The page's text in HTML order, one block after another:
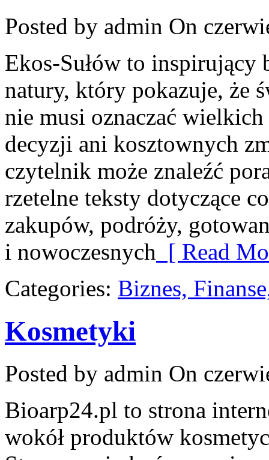
Posted by admin On
Ekos-Sułów to
natury, który pokazuje, że
nie musi oznaczać
decyzji ani kosztownych
czytelnik może znaleźć
rzetelne teksty dotyczące
zakupów, podróży,
i nowoczesnych [ Read
Categories: Biznes,
Kosmetyki
Posted by admin On
Bioarp24.pl to strona
wokół produktów